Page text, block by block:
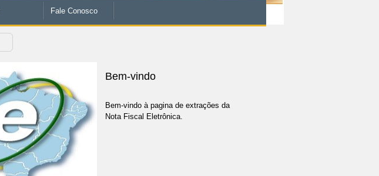
Fale Conosco
Bem-vindo
Bem-vindo à pagina de extrações da
Nota Fiscal Eletrônica.